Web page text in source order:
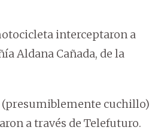
interceptaron a
Aldana Cañada, de la
(presumiblemente cuchillo)
a través de Telefuturo.